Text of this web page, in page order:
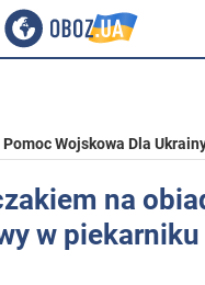
Pomoc Wojskowa Dla
na
w piekarniku